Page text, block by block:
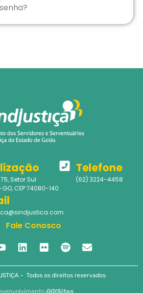
Setor Sul
CEP 74080-140
Telefone
(62) 3224-4458
Fale Conosco
– Todos os direitos reservados
GO!Sites